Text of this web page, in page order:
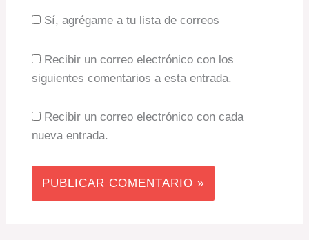
Sí, agrégame a tu lista de correos
Recibir un correo electrónico con los
siguientes comentarios a esta entrada.
Recibir un correo electrónico con cada
nueva entrada.